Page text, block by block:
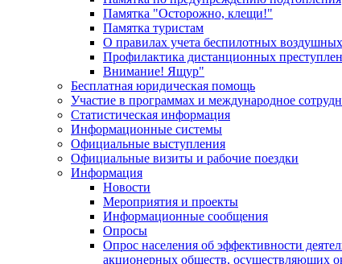
Памятка "Осторожно, клещи!"
Памятка туристам
О правилах учета беспилотных
Профилактика дистанционных
Внимание! Ящур"
Бесплатная юридическая помощь
Участие в программах и международное
Статистическая информация
Информационные системы
Официальные выступления
Официальные визиты и рабочие поездки
Информация
Новости
Мероприятия и проекты
Информационные сообщения
Опросы
Опрос населения об эффективности
акционерных обществ, осуществляющих